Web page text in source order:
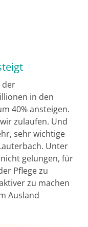
der
in den
40% ansteigen.
zulaufen. Und
sehr wichtige
Unter
gelungen, für
Pflege zu
zu machen
Ausland